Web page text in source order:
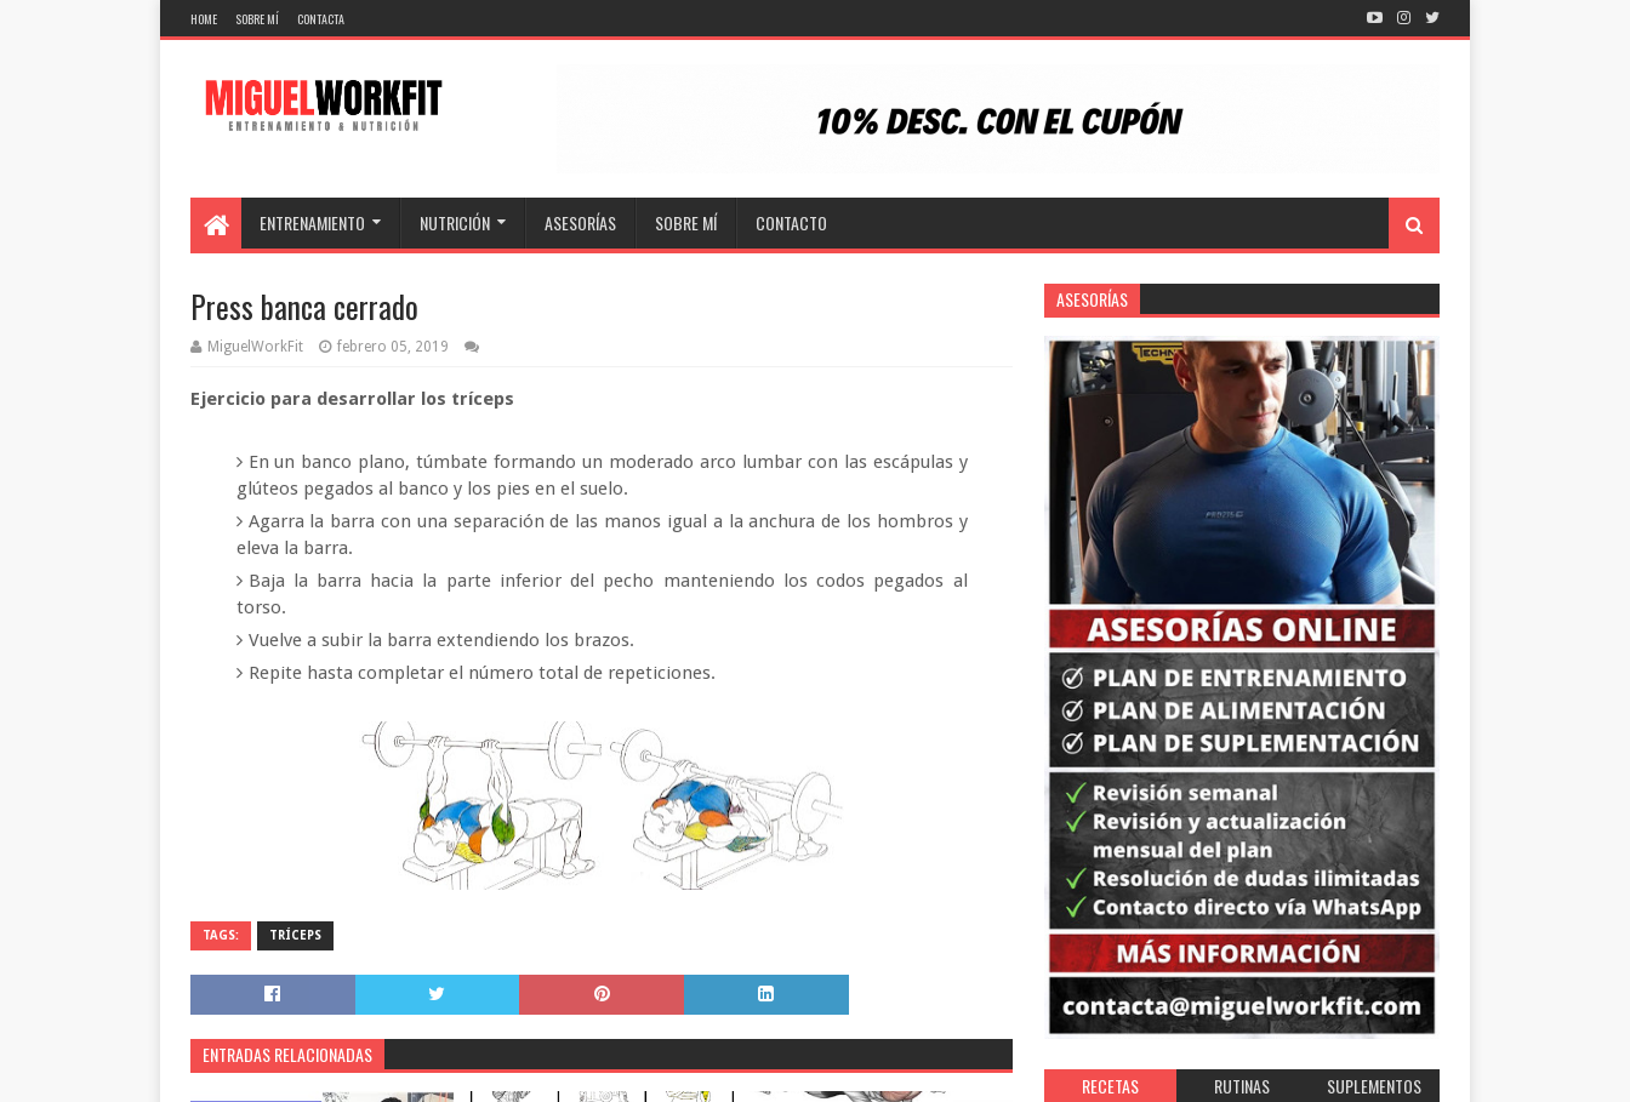
HOME SOBRE MÍ CONTACTA
ENTRENAMIENTO NUTRICIÓN ASESORÍAS SOBRE MÍ CONTACTO
Press banca cerrado
MiguelWorkFit febrero 05, 2019
Ejercicio para desarrollar los tríceps
En un banco plano, túmbate formando un moderado arco lumbar con las escápulas y
glúteos pegados al banco y los pies en el suelo.
Agarra la barra con una separación de las manos igual a la anchura de los hombros y
eleva la barra.
Baja la barra hacia la parte inferior del pecho manteniendo los codos pegados al
torso.
Vuelve a subir la barra extendiendo los brazos.
Repite hasta completar el número total de repeticiones.
TAGS: TRÍCEPS
ENTRADAS RELACIONADAS
ASESORÍAS
RECETAS RUTINAS SUPLEMENTOS